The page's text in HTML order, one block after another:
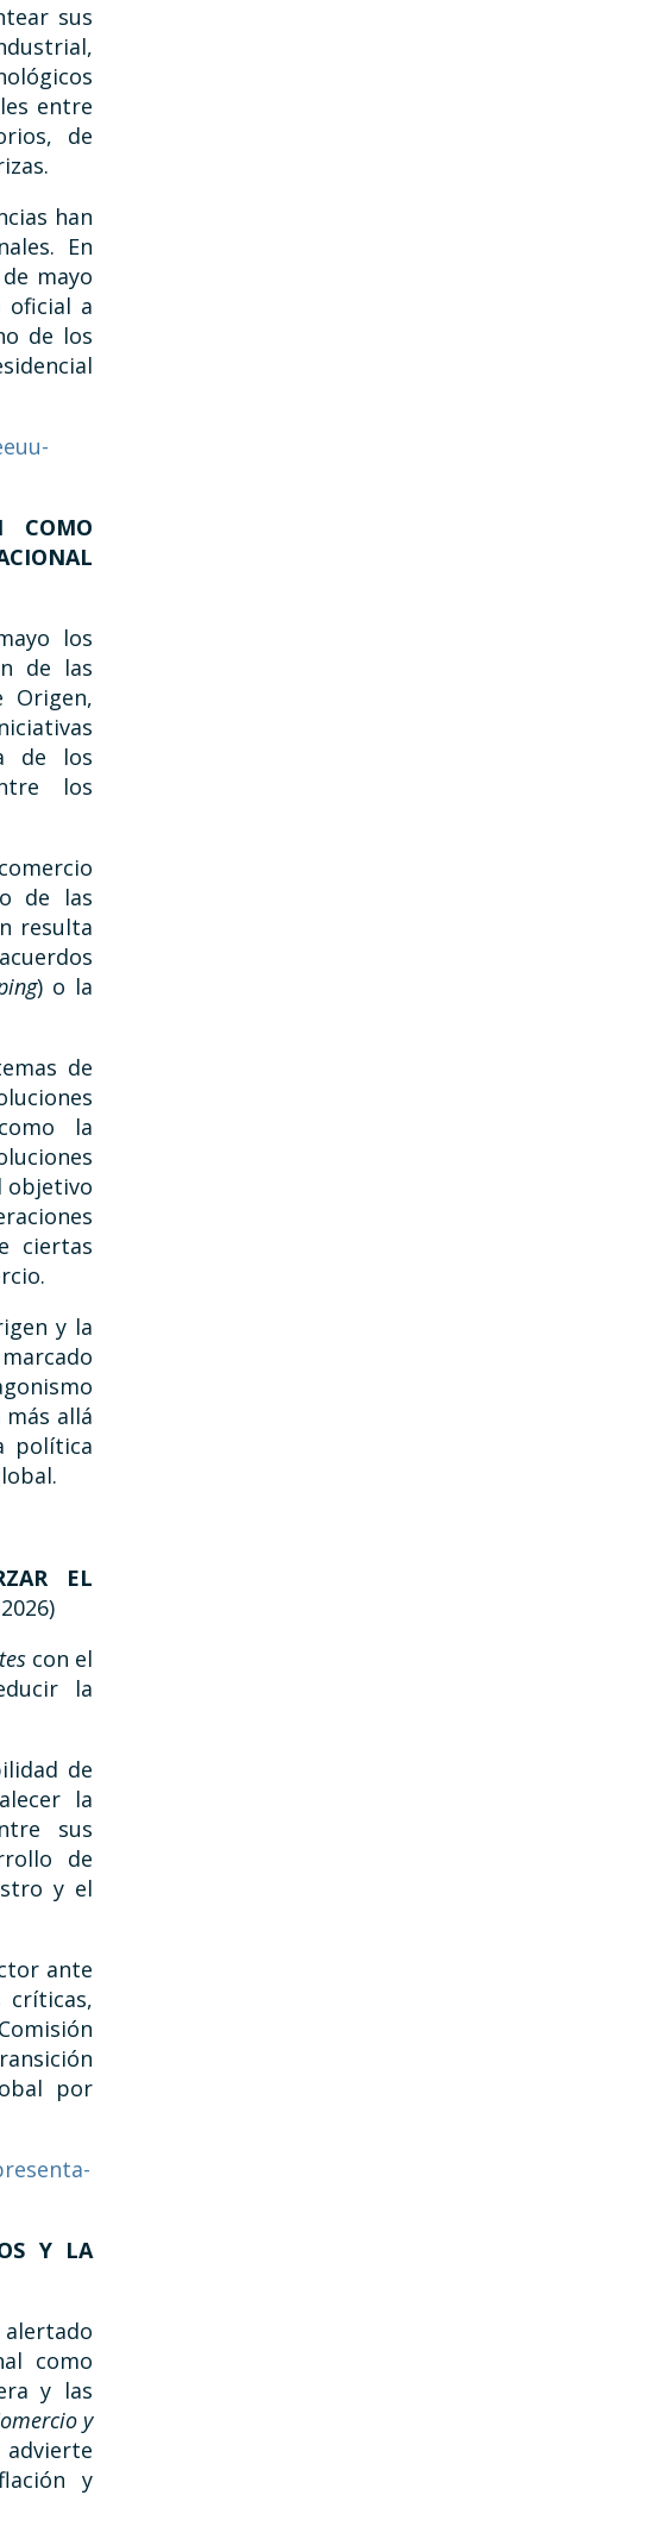
sus
entre
de
han
En
mayo
oficial a
de los
COMO
los
de las
Origen,
de los
los
de las
resulta
) o la
de
la
objetivo
ciertas
y la
allá
política
EL
con el
la
de
la
sus
de
y el
ante
críticas,
por
Y LA
alertado
como
y las
y
advierte
y